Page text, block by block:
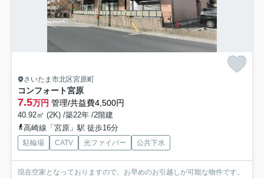
さいたま市北区宮原町
コンフォート宮原
7.5万円 管理/共益費4,500円
40.92㎡ (2K) /築22年 /2階建
高崎線「宮原」駅 徒歩16分
駐輪場 CATV 光ファイバー 公共下水
現在空家となっておりますので、お早めのお引越しが可能な物件です。